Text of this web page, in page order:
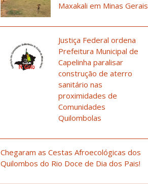
Maxakali em Minas Gerais
Justiça Federal ordena
Prefeitura Municipal de
Capelinha paralisar
construção de aterro
sanitário nas
proximidades de
Comunidades
Quilombolas
Chegaram as Cestas Afroecológicas dos
Quilombos do Rio Doce de Dia dos Pais!